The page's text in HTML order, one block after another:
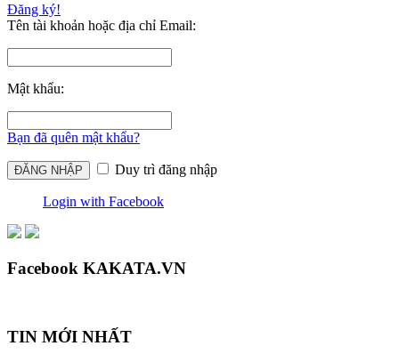
Đăng ký!
Tên tài khoản hoặc địa chỉ Email:
Mật khẩu:
Bạn đã quên mật khẩu?
Duy trì đăng nhập
Login with Facebook
Facebook KAKATA.VN
TIN MỚI NHẤT